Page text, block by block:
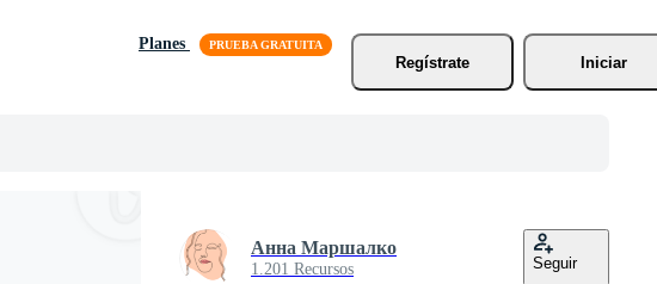
Planes
Regístrate
Iniciar
Анна Маршалко
1.201 Recursos Seguir